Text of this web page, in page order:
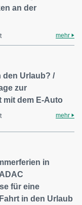
an der
mehr
den Urlaub? /
zur
mit dem E-Auto
mehr
in
für eine
in den Urlaub